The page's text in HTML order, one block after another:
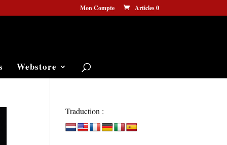
Mon Compte Articles 0
Webstore
Traduction :